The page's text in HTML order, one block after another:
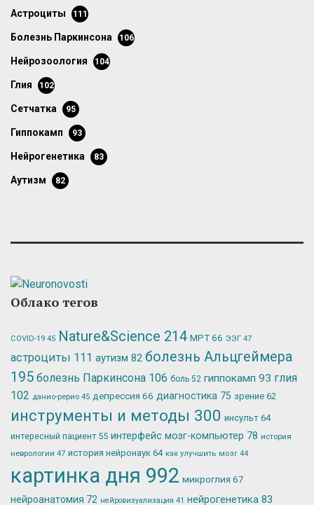
астроциты 111
болезнь Паркинсона 106
нейрозоология 104
глия 102
сетчатка 95
гиппокамп 93
нейрогенетика 83
аутизм 82
Облако тегов
COVID-19 45 Nature&Science 214 МРТ66 ЭЭГ 47
астроциты 111 аутизм 82 болезнь Альцгеймера
195 болезнь Паркинсона 106 боль 52 гиппокамп 93 глия
102 данио-рерио 45 депрессия 66 диагностика 75 зрение 62
инструменты и методы 300 инсульт 64
интересный пациент 55 интерфейс мозг-компьютер 78 история
неврологии 47 история нейронаук 64 как улучшить мозг 44
картинка дня 992 микроглия 67
нейроанатомия 72 нейровизуализация 41 нейрогенетика 83